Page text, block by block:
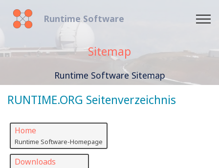
Runtime Software
Sitemap
Runtime Software Sitemap
RUNTIME.ORG Seitenverzeichnis
Home
Runtime Software-Homepage
Downloads